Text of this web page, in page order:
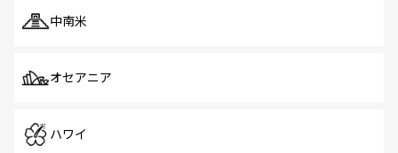
中南米
オセアニア
ハワイ